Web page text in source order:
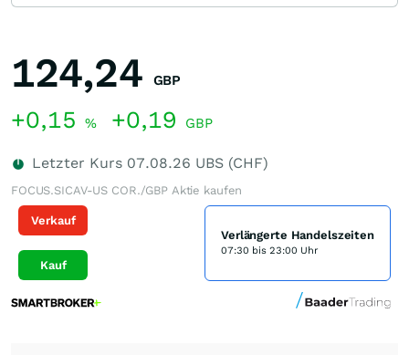
124,24 GBP
+0,15 % +0,19 GBP
Letzter Kurs 07.08.26 UBS (CHF)
FOCUS.SICAV-US COR./GBP Aktie kaufen
Verkauf
Kauf
Verlängerte Handelszeiten
07:30 bis 23:00 Uhr